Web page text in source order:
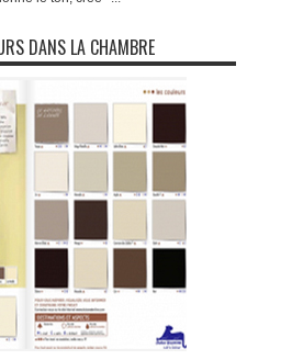
DANS LA CHAMBRE